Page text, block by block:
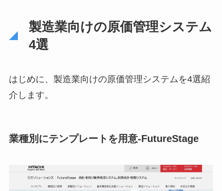
製造業向けの原価管理システム
4選
はじめに、製造業向けの原価管理システムを4選紹
介します。
業種別にテンプレートを用意-FutureStage